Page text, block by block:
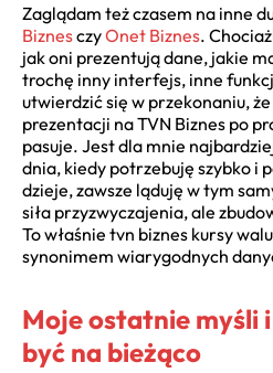
Zaglądam też czasem na inne
BiznesczyOnet Biznes.
jak oni prezentują dane, jakie
trochę inny interfejs, inne
utwierdzić się w przekonaniu, że
prezentacji na TVN Biznes po
pasuje. Jest dla mnie
dnia, kiedy potrzebuję szybko i
dzieje, zawsze ląduję w tym
siła przyzwyczajenia, ale
To właśnie tvn biznes kursy
synonimem wiarygodnych
Moje ostatnie myśli
być na bieżąco